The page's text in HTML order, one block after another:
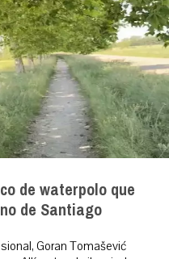
de waterpolo que
de Santiago
Goran Tomašević